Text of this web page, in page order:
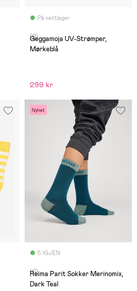
På nettlager
(0)
Geggamoja UV-Strømper,
Mørkeblå
299 kr
Nyhet
5 IGJEN
(0)
Reima Parit Sokker Merinomix,
Dark Teal